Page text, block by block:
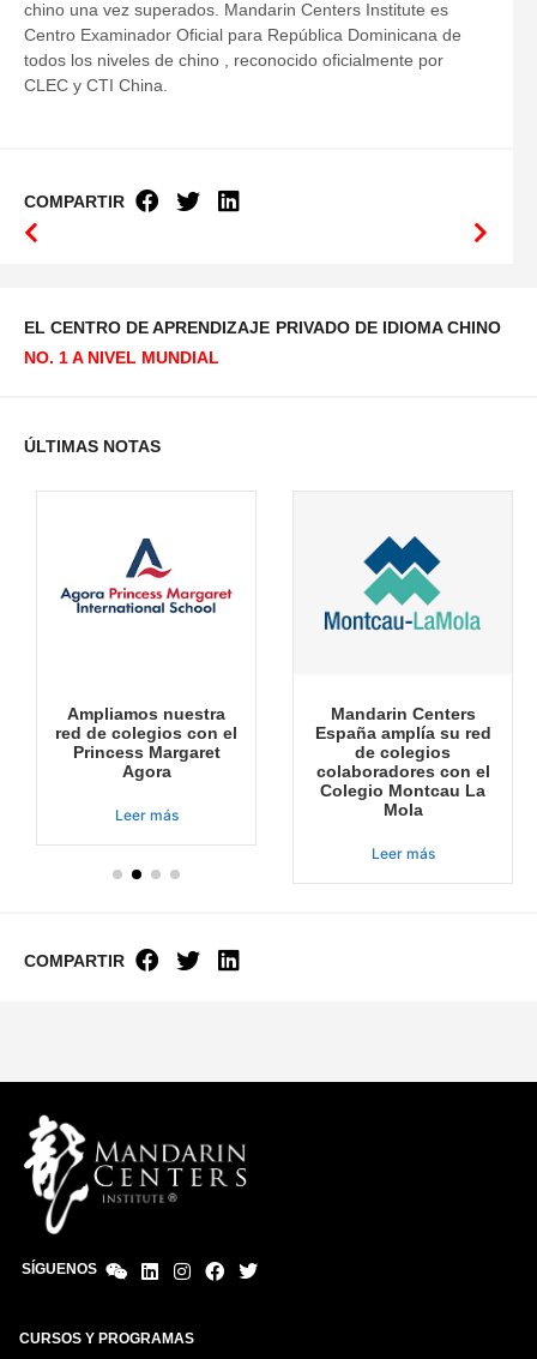
chino una vez superados. Mandarin Centers Institute es
Centro Examinador Oficial para República Dominicana de
todos los niveles de chino , reconocido oficialmente por
CLEC y CTI China.
COMPARTIR
EL CENTRO DE APRENDIZAJE PRIVADO DE IDIOMA CHINO
NO. 1 A NIVEL MUNDIAL
ÚLTIMAS NOTAS
Ampliamos nuestra
red de colegios con el
Princess Margaret
Agora
Leer más
Mandarin Centers
España amplía su red
de colegios
colaboradores con el
Colegio Montcau La
Mola
Leer más
COMPARTIR
SÍGUENOS
CURSOS Y PROGRAMAS